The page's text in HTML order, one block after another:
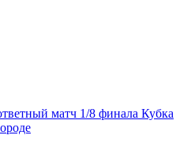
матч 1/8 финала Кубка